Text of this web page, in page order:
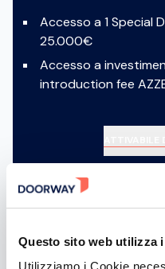
Questo sito web utilizza
Utilizziamo i Cookie
Accesso a 1 Special
25.000€
Accesso a
introduction fee